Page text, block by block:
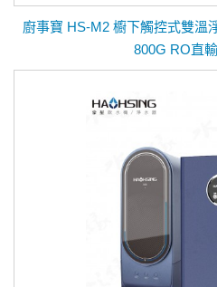
廚事寶 HS-M2 櫥下觸控式雙溫
800G RO直